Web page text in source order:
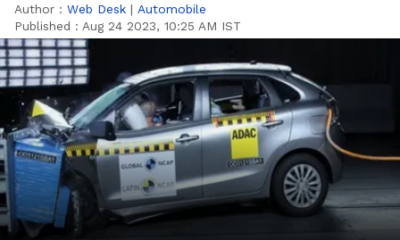
Author : Web Desk | Automobile
Published : Aug 24 2023, 10:25 AM IST